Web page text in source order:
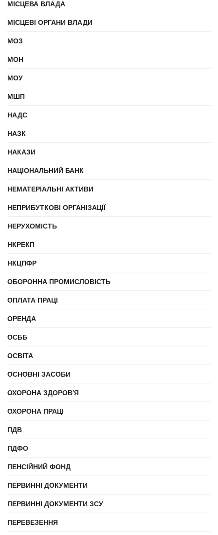
МІСЦЕВА ВЛАДА
МІСЦЕВІ ОРГАНИ ВЛАДИ
МОЗ
МОН
МОУ
МШП
НАДС
НАЗК
НАКАЗИ
НАЦІОНАЛЬНИЙ БАНК
НЕМАТЕРІАЛЬНІ АКТИВИ
НЕПРИБУТКОВІ ОРГАНІЗАЦІЇ
НЕРУХОМІСТЬ
НКРЕКП
НКЦПФР
ОБОРОННА ПРОМИСЛОВІСТЬ
ОПЛАТА ПРАЦІ
ОРЕНДА
ОСББ
ОСВІТА
ОСНОВНІ ЗАСОБИ
ОХОРОНА ЗДОРОВ'Я
ОХОРОНА ПРАЦІ
ПДВ
ПДФО
ПЕНСІЙНИЙ ФОНД
ПЕРВИННІ ДОКУМЕНТИ
ПЕРВИННІ ДОКУМЕНТИ ЗСУ
ПЕРЕВЕЗЕННЯ